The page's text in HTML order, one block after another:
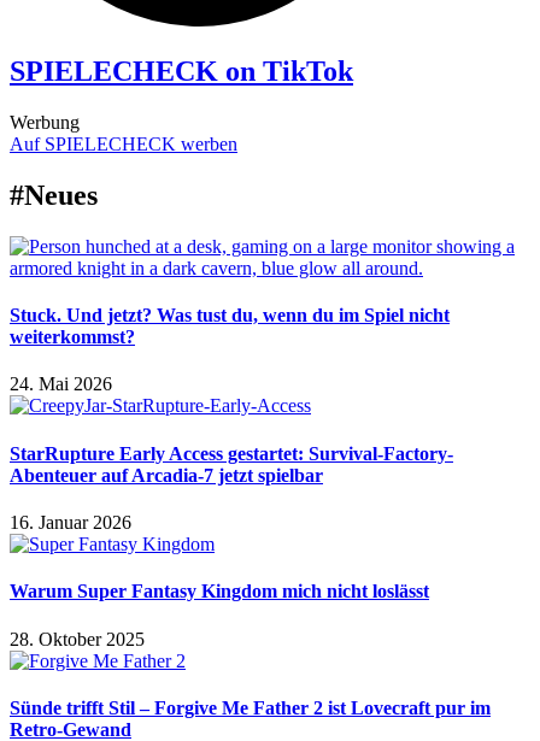
SPIELECHECK on TikTok
Werbung
Auf SPIELECHECK werben
#Neues
Stuck. Und jetzt? Was tust du, wenn du im Spiel nicht
weiterkommst?
24. Mai 2026
StarRupture Early Access gestartet: Survival-Factory-
Abenteuer auf Arcadia-7 jetzt spielbar
16. Januar 2026
Warum Super Fantasy Kingdom mich nicht loslässt
28. Oktober 2025
Sünde trifft Stil – Forgive Me Father 2 ist Lovecraft pur im
Retro-Gewand